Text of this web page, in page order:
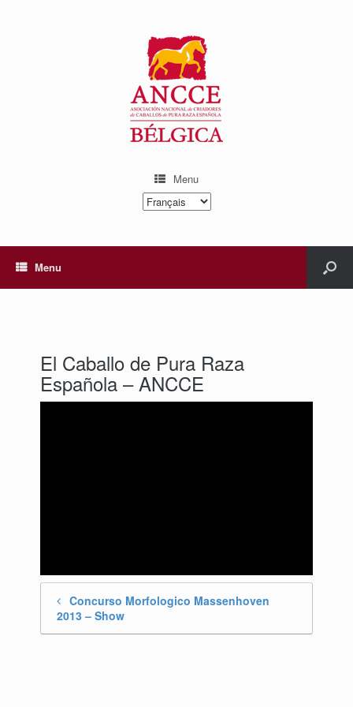
Menu
Choisir
une
Menu
El Caballo de Pura Raza
Española – ANCCE
Post navigation
Concurso Morfologico Massenhoven
2013 – Show